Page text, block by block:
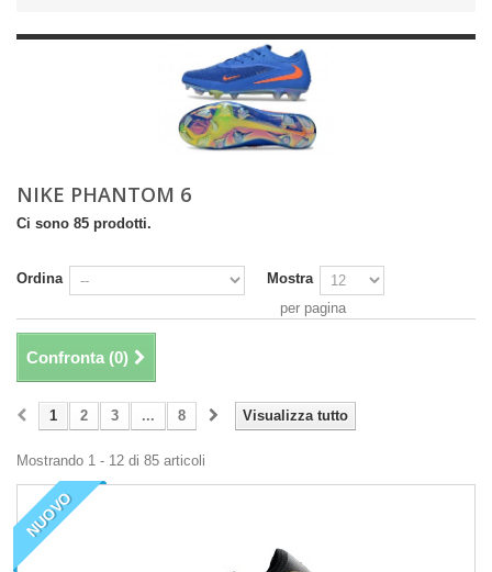
NIKE PHANTOM 6
Ci sono 85 prodotti.
Ordina
Mostra
per pagina
Confronta (0)
Visualizza tutto
1 2 3 ... 8
Mostrando 1 - 12 di 85 articoli
NUOVO